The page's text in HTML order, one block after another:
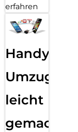
erfahren
Handy
Umzug
leicht
gemacht!